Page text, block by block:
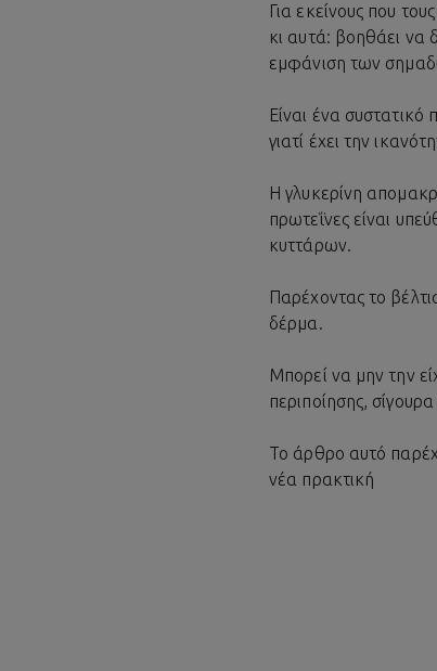
Για εκείνους που
κι αυτά: βοηθάει να
εμφάνιση των
Είναι ένα
γιατί έχει την
Η γλυκερίνη
πρωτεΐνες είναι
κυττάρων.
Παρέχοντας το
δέρμα.
Μπορεί να μην την
περιποίησης,
Το άρθρο αυτό
νέα πρακτική